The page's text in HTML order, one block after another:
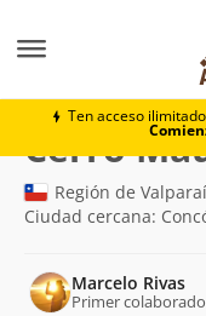
Ten acceso
Cerro
Región de
Ciudad cercana:
Marcelo Rivas
Primer